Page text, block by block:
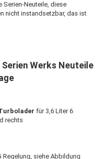
Neuteile, diese
nicht instandsetzbar, das ist
Werks Neuteile
für 3,6 Liter 6
rechts
Regelung, siehe Abbildung